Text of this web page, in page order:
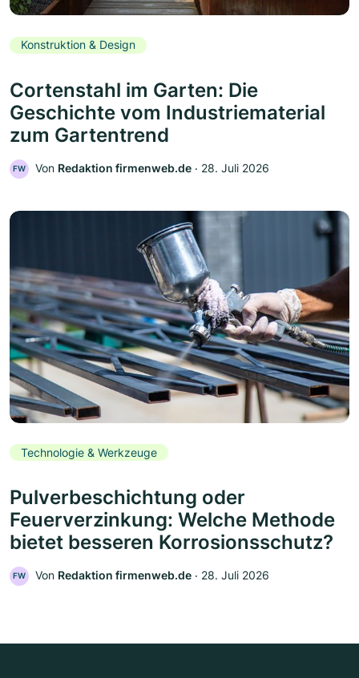
Konstruktion & Design
Cortenstahl im Garten: Die
Geschichte vom Industriematerial
zum Gartentrend
FW Von Redaktion firmenweb.de ‧ 28. Juli 2026
Technologie & Werkzeuge
Pulverbeschichtung oder
Feuerverzinkung: Welche Methode
bietet besseren Korrosionsschutz?
FW Von Redaktion firmenweb.de ‧ 28. Juli 2026